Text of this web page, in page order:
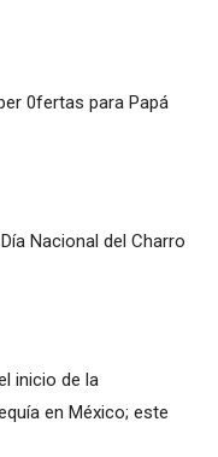
0fertas para Papá
Nacional del Charro
inicio de la
en México; este